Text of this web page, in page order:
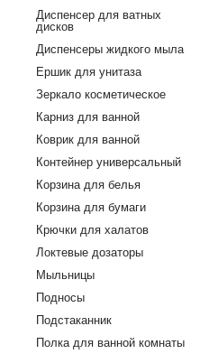
Диспенсер для ватных
дисков
Диспенсеры жидкого мыла
Ершик для унитаза
Зеркало косметическое
Карниз для ванной
Коврик для ванной
Контейнер универсальный
Корзина для белья
Корзина для бумаги
Крючки для халатов
Локтевые дозаторы
Мыльницы
Подносы
Подстаканник
Полка для ванной комнаты